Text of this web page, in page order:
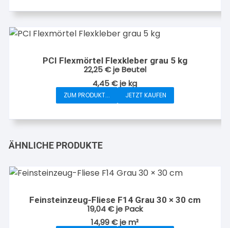
weist
mehrere
Varianten
Die
Optionen
können
auf
PCI Flexmörtel Flexkleber grau 5 kg
22,25€je Beutel
4,45€jekg
ZUM PRODUKT... JETZT KAUFEN
ÄHNLICHE PRODUKTE
Feinsteinzeug-Fliese F14 Grau 30 × 30 cm
19,04€je Pack
14,99€jem²